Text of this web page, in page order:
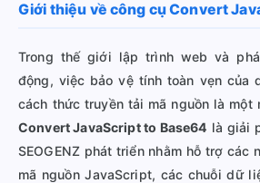
Giới thiệu về công cụ Convert
Trong thế giới lập trình web và
động, việc bảo vệ tính toàn vẹn của
cách thức truyền tải mã nguồn là một
Convert JavaScript to Base64 là giải
SEOGENZ phát triển nhằm hỗ trợ các
mã nguồn JavaScript, các chuỗi dữ